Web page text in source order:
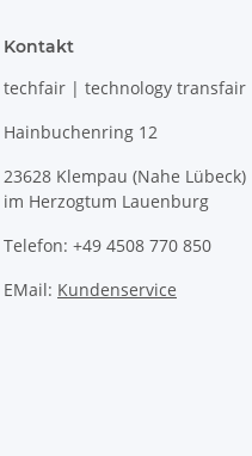
Kontakt
techfair | technology transfair
Hainbuchenring 12
23628 Klempau (Nahe Lübeck)
im Herzogtum Lauenburg
Telefon: +49 4508 770 850
EMail: Kundenservice